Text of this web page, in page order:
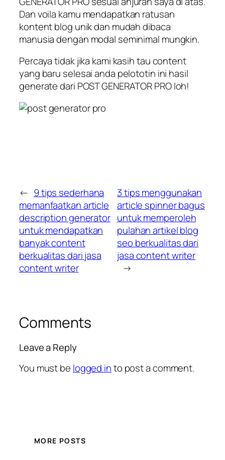
Dan voila kamu mendapatkan ratusan
kontent blog unik dan mudah dibaca
manusia dengan modal seminimal mungkin.
Percaya tidak jika kami kasih tau content
yang baru selesai anda pelototin ini hasil
generate dari POST GENERATOR PRO loh!
← 9 tips sederhana
memanfaatkan article
description generator
untuk mendapatkan
banyak content
berkualitas dari jasa
content writer
3 tips menggunakan
article spinner bagus
untuk memperoleh
pulahan artikel blog
seo berkualitas dari
jasa content writer
→
Comments
Leave a Reply
You must be logged into post a comment.
MORE POSTS